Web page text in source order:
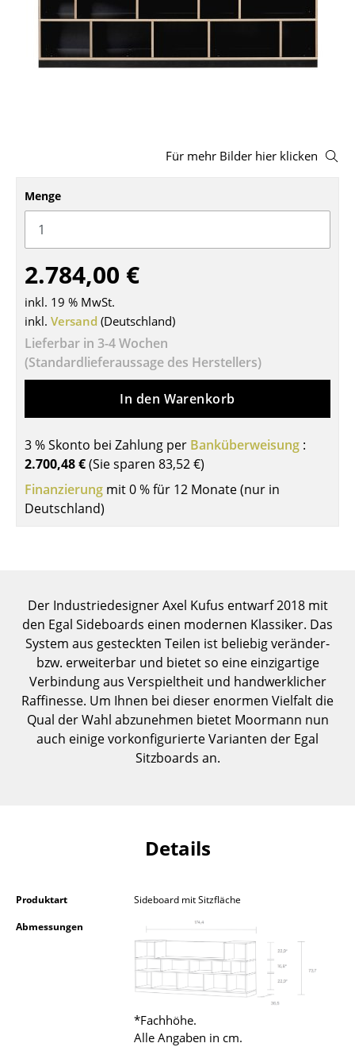
Hocker
Bänke & Liegen
Bürodrehstühle
Konferenzstühle
Bürosessel
Einzelteile
... alle Sitzmöbel
Tische
Beistelltische
Couchtische
Schreibtische
Stehtische & Stehpulte
Kindertische
Gartentische
Servierwagen
Einzelteile
Wandregale
Sideboards & Kommoden
Beistell- & Rollcontainer
Für mehr Bilder hier klicken
Menge
2.784,00 €
inkl. 19 % MwSt.
inkl. Versand (Deutschland)
Lieferbar in 3-4 Wochen
(Standardlieferaussage des Herstellers)
In den Warenkorb
3 % Skonto bei Zahlung per Banküberweisung :
2.700,48 €(Sie sparen 83,52 €)
Finanzierung mit 0 % für 12 Monate (nur in
Deutschland)
Der Industriedesigner Axel Kufus entwarf 2018 mit
den Egal Sideboards einen modernen Klassiker. Das
System aus gesteckten Teilen ist beliebig veränder-
bzw. erweiterbar und bietet so eine einzigartige
Verbindung aus Verspieltheit und handwerklicher
Raffinesse. Um Ihnen bei dieser enormen Vielfalt die
Qual der Wahl abzunehmen bietet Moormann nun
auch einige vorkonfigurierte Varianten der Egal
Sitzboards an.
Details
Produktart
Sideboard mit Sitzfläche
Abmessungen
*Fachhöhe.
Alle Angaben in cm.